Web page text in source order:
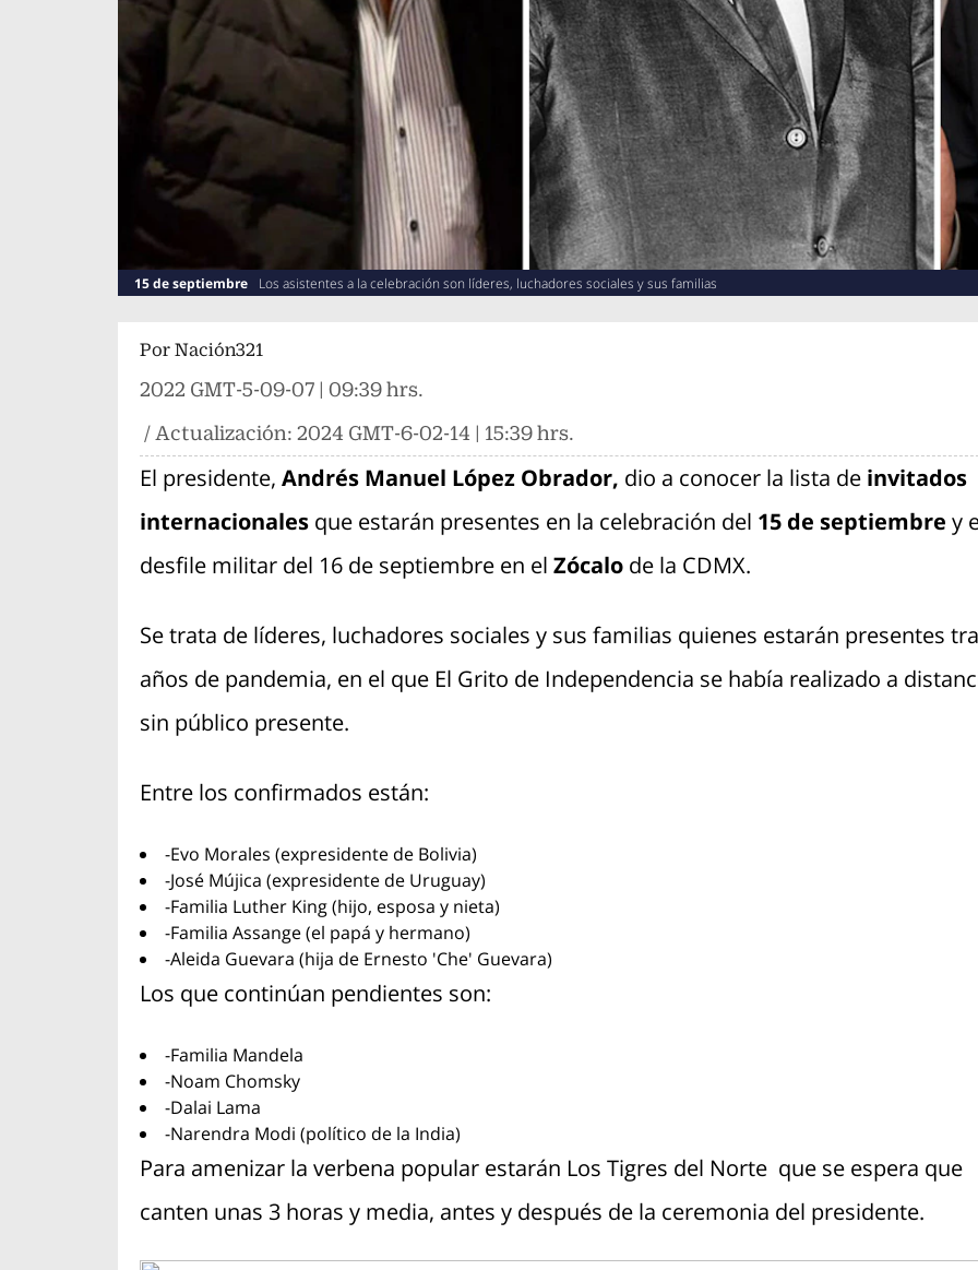
15 de septiembre Los asistentes a la celebración son líderes, luchadores sociales y sus familias
Por Nación321
2022 GMT-5-09-07 | 09:39 hrs.
/ Actualización: 2024 GMT-6-02-14 | 15:39 hrs.
El presidente, Andrés Manuel López Obrador, dio a conocer la lista de invitados
internacionales que estarán presentes en la celebración del 15 de septiembre y
desfile militar del 16 de septiembre en el Zócalo de la CDMX.
Se trata de líderes, luchadores sociales y sus familias quienes estarán presentes
años de pandemia, en el que El Grito de Independencia se había realizado a
sin público presente.
Entre los confirmados están:
-Evo Morales (expresidente de Bolivia)
-José Mújica (expresidente de Uruguay)
-Familia Luther King (hijo, esposa y nieta)
-Familia Assange (el papá y hermano)
-Aleida Guevara (hija de Ernesto 'Che' Guevara)
Los que continúan pendientes son:
-Familia Mandela
-Noam Chomsky
-Dalai Lama
-Narendra Modi (político de la India)
Para amenizar la verbena popular estarán Los Tigres del Norte que se espera que
canten unas 3 horas y media, antes y después de la ceremonia del presidente.